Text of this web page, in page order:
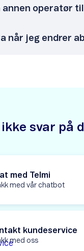
operatør til
når jeg endrer
svar på
med Telmi
med vår chatbot
kundeservice
med oss